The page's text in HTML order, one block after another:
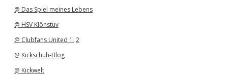
@ Das Spiel meines Lebens
@ HSV Klönstuv
@ Clubfans United 1 , 2
@ Kickschuh-Blog
@ Kickwelt